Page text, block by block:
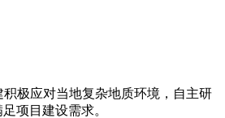
极应对当地复杂地质环境，自主研
项目建设需求。